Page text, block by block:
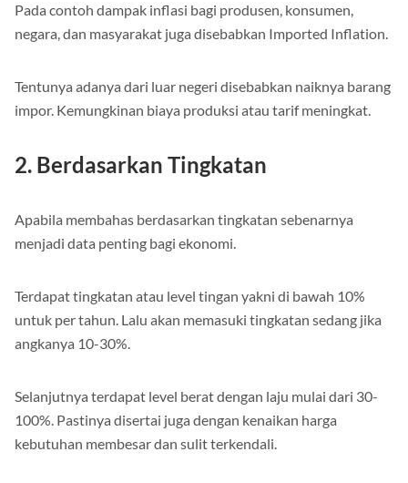
Pada contoh dampak inflasi bagi produsen, konsumen,
negara, dan masyarakat juga disebabkan Imported Inflation.
Tentunya adanya dari luar negeri disebabkan naiknya barang
impor. Kemungkinan biaya produksi atau tarif meningkat.
2. Berdasarkan Tingkatan
Apabila membahas berdasarkan tingkatan sebenarnya
menjadi data penting bagi ekonomi.
Terdapat tingkatan atau level tingan yakni di bawah 10%
untuk per tahun. Lalu akan memasuki tingkatan sedang jika
angkanya 10-30%.
Selanjutnya terdapat level berat dengan laju mulai dari 30-
100%. Pastinya disertai juga dengan kenaikan harga
kebutuhan membesar dan sulit terkendali.